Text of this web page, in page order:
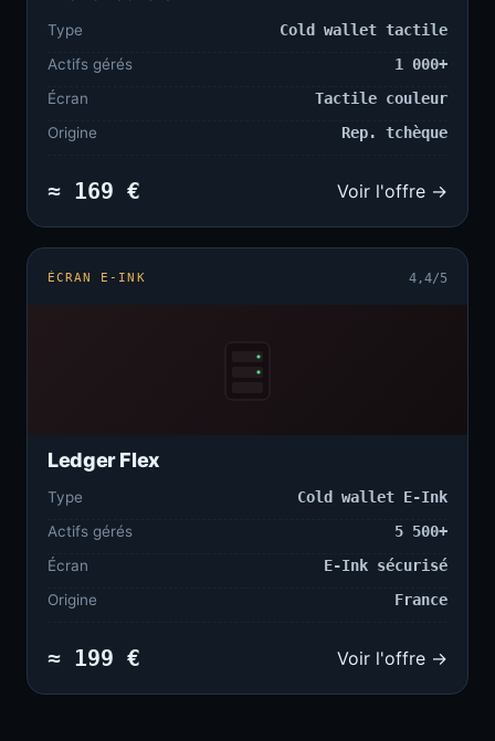
Type
Cold wallet tactile
Actifs gérés
1 000+
Écran
Tactile couleur
Origine
Rep. tchèque
≈ 169 € Voir l'offre →
ÉCRAN E-INK 4,4/5
Ledger Flex
Type
Cold wallet E-Ink
Actifs gérés
5 500+
Écran
E-Ink sécurisé
Origine
France
≈ 199 € Voir l'offre →